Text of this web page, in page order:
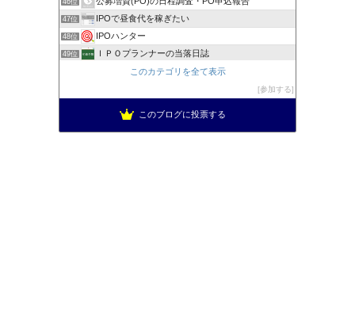
47位 IPOで昼食代を稼ぎたい
48位 IPOハンター
49位 ＩＰＯプランナーの当落日誌
新規公開株で1000万への道！
このカテゴリを全て表示
参加する
このブログに投票する